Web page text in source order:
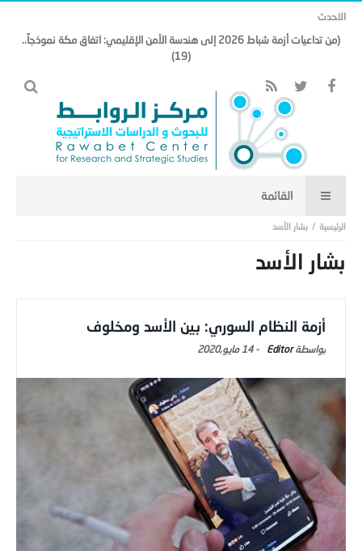
الاحدث
(من تداعيات أزمة شباط 2026 إلى هندسة الأمن الإقليمي: اتفاق مكة نموذجاً..
(19)
بشار الأسد
بشار الأسد
أزمة النظام السوري: بين الأسد ومخلوف
Editor
-14 مايو,2020